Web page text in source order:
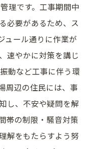
理です。工事期間中
必要があるため、ス
ュール通りに作業が
速やかに対策を講じ
動など工事に伴う環
周辺の住民には、事
し、不安や疑問を解
帯の制限・騒音対策
解をもたらすよう努